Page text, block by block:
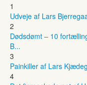
1
Udveje af Lars
2
Dødsdømt – 10
B...
3
Painkiller af Lars
4